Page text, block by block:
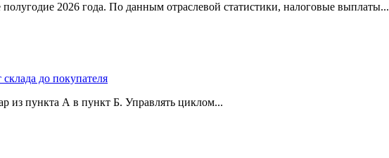
2026 года. По данным отраслевой статистики, налоговые выплаты...
до покупателя
из пункта А в пункт Б. Управлять циклом...